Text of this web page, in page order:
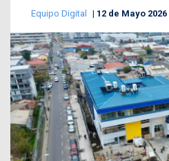
Equipo Digital 12 de Mayo 2026